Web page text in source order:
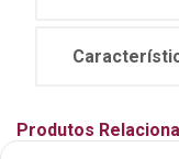
Produtos